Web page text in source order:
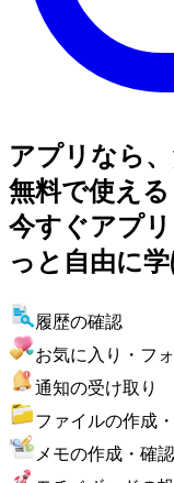
アプリなら
無料で使える
今すぐアプ
っと自由に学
履歴の確認
お気に入り・フ
通知の受け取り
ファイルの作成
メモの作成・確認